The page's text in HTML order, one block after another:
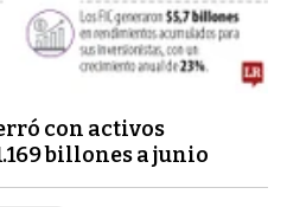
con activos
billones a junio